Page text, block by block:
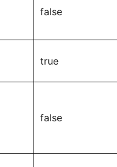
false
true
false